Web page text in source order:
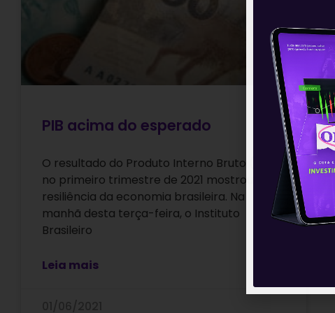
PIB acima do esperado
O resultado do Produto Interno Bruto (PIB)
no primeiro trimestre de 2021 mostrou a
resiliência da economia brasileira. Na
manhã desta terça-feira, o Instituto
Brasileiro
Leia mais